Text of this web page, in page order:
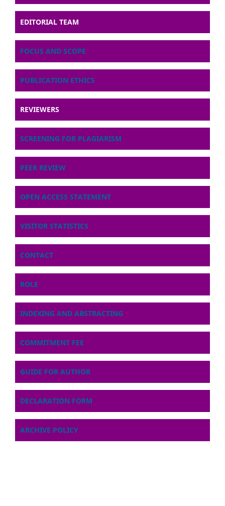
EDITORIAL TEAM
FOCUS AND SCOPE
PUBLICATION ETHICS
REVIEWERS
SCREENING FOR PLAGIARISM
PEER REVIEW
OPEN ACCESS STATEMENT
VISITOR STATISTICS
CONTACT
ROLE
INDEXING AND ABSTRACTING
COMMITMENT FEE
GUIDE FOR AUTHOR
DECLARATION FORM
ARCHIVE POLICY